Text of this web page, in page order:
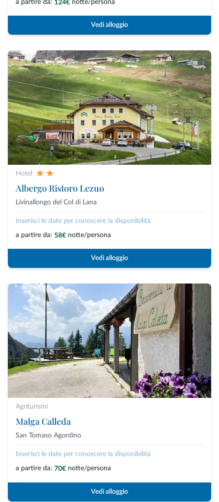
a partire da: 124€ notte/persona
Vedi alloggio
Hotel
Albergo Ristoro Lezuo
Livinallongo del Col di Lana
Inserisci le date per conoscere la disponibilità
a partire da: 58€ notte/persona
Vedi alloggio
Agriturismi
Malga Calleda
San Tomaso Agordino
Inserisci le date per conoscere la disponibilità
a partire da: 70€ notte/persona
Vedi alloggio